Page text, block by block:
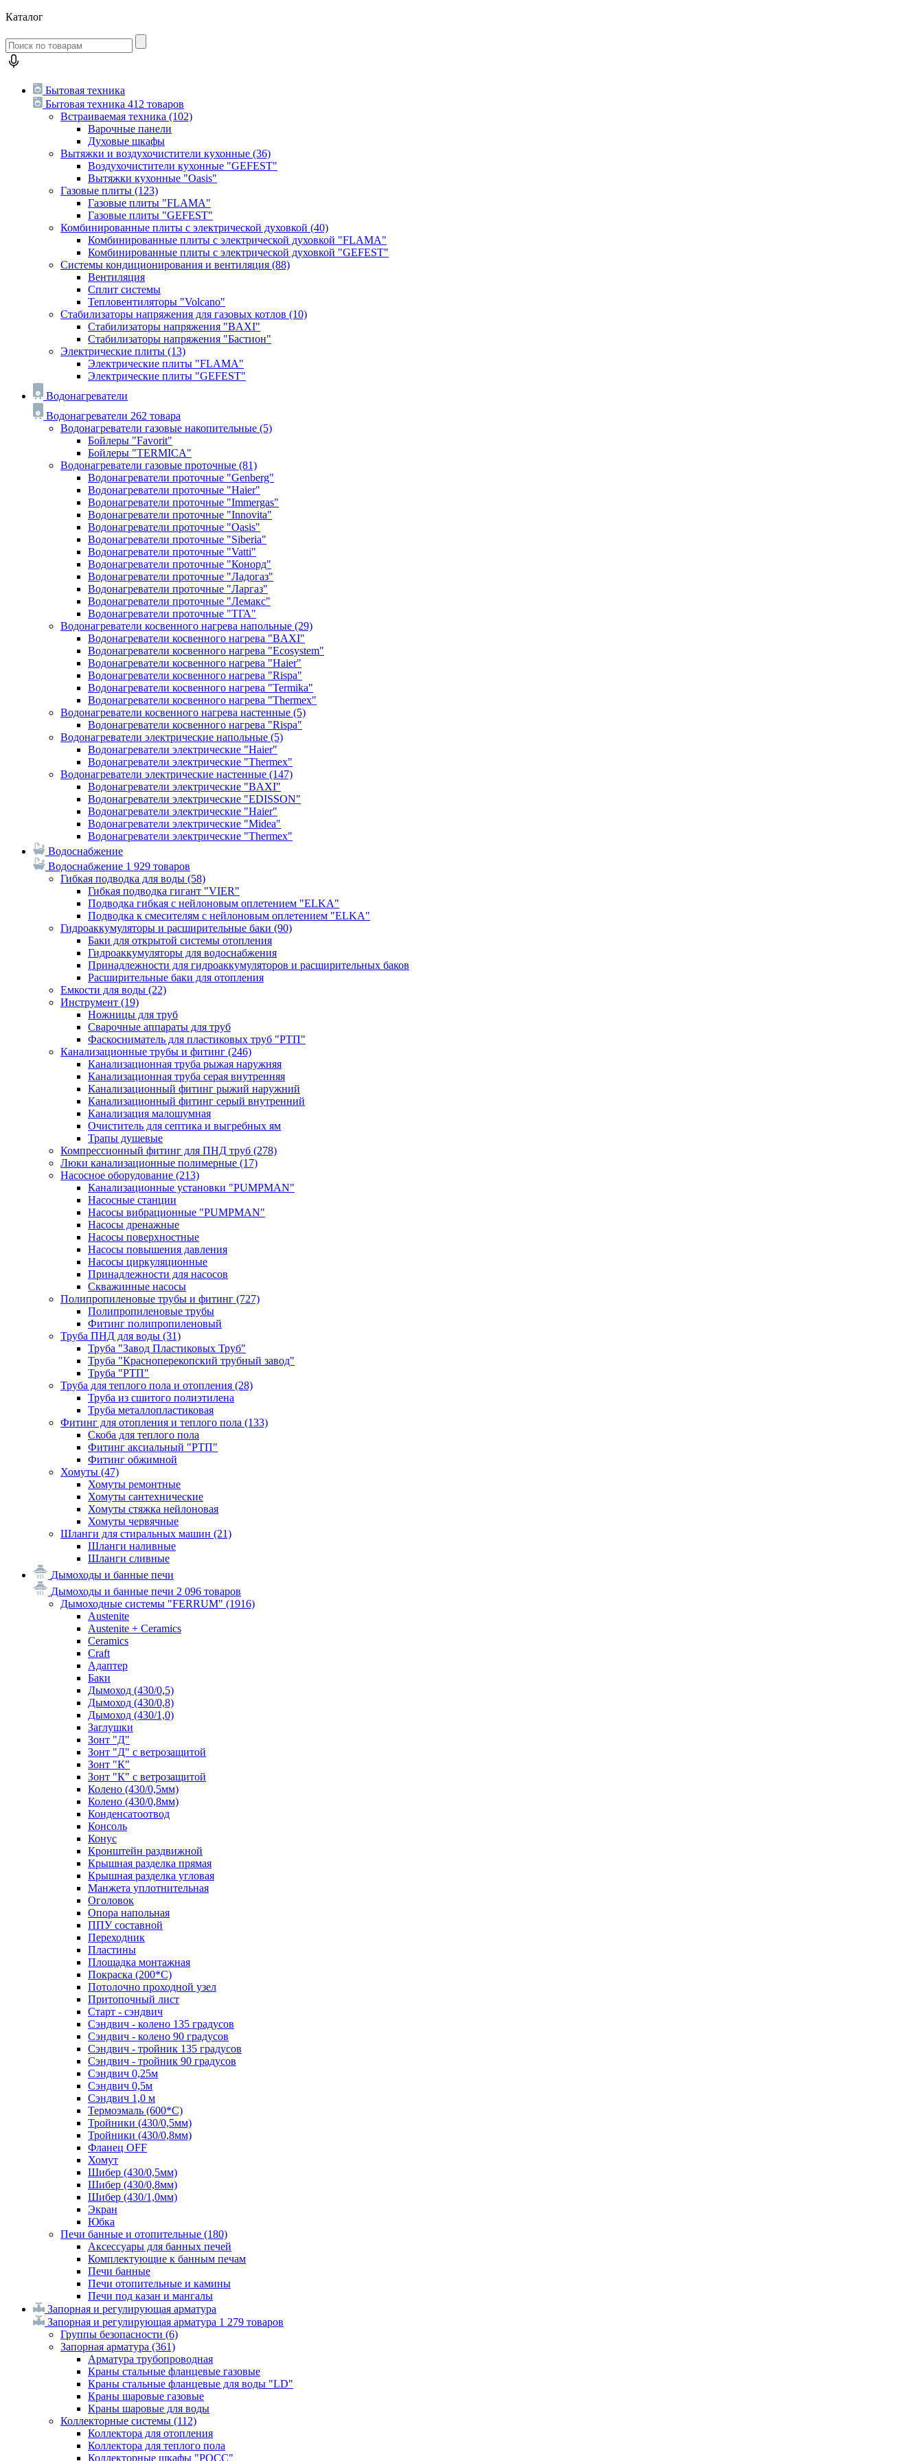
Каталог
Бытовая техника
Бытовая техника 412 товаров
Встраиваемая техника (102)
Варочные панели
Духовые шкафы
Вытяжки и воздухочистители кухонные (36)
Воздухочистители кухонные "GEFEST"
Вытяжки кухонные "Oasis"
Газовые плиты (123)
Газовые плиты "FLAMA"
Газовые плиты "GEFEST"
Комбинированные плиты с электрической духовкой (40)
Комбинированные плиты с электрической духовкой "FLAMA"
Комбинированные плиты с электрической духовкой "GEFEST"
Системы кондиционирования и вентиляция (88)
Вентиляция
Сплит системы
Тепловентиляторы "Volcano"
Стабилизаторы напряжения для газовых котлов (10)
Стабилизаторы напряжения "BAXI"
Стабилизаторы напряжения "Бастион"
Электрические плиты (13)
Электрические плиты "FLAMA"
Электрические плиты "GEFEST"
Водонагреватели
Водонагреватели 262 товара
Водонагреватели газовые накопительные (5)
Бойлеры "Favorit"
Бойлеры "TERMICA"
Водонагреватели газовые проточные (81)
Водонагреватели проточные "Genberg"
Водонагреватели проточные "Haier"
Водонагреватели проточные "Immergas"
Водонагреватели проточные "Innovita"
Водонагреватели проточные "Oasis"
Водонагреватели проточные "Siberia"
Водонагреватели проточные "Vatti"
Водонагреватели проточные "Конорд"
Водонагреватели проточные "Ладогаз"
Водонагреватели проточные "Ларгаз"
Водонагреватели проточные "Лемакс"
Водонагреватели проточные "ТГА"
Водонагреватели косвенного нагрева напольные (29)
Водонагреватели косвенного нагрева "BAXI"
Водонагреватели косвенного нагрева "Ecosystem"
Водонагреватели косвенного нагрева "Haier"
Водонагреватели косвенного нагрева "Rispa"
Водонагреватели косвенного нагрева "Termika"
Водонагреватели косвенного нагрева "Thermex"
Водонагреватели косвенного нагрева настенные (5)
Водонагреватели косвенного нагрева "Rispa"
Водонагреватели электрические напольные (5)
Водонагреватели электрические "Haier"
Водонагреватели электрические "Thermex"
Водонагреватели электрические настенные (147)
Водонагреватели электрические "BAXI"
Водонагреватели электрические "EDISSON"
Водонагреватели электрические "Haier"
Водонагреватели электрические "Midea"
Водонагреватели электрические "Thermex"
Водоснабжение
Водоснабжение 1 929 товаров
Гибкая подводка для воды (58)
Гибкая подводка гигант "VIER"
Подводка гибкая с нейлоновым оплетением "ELKA"
Подводка к смесителям с нейлоновым оплетением "ELKA"
Гидроаккумуляторы и расширительные баки (90)
Баки для открытой системы отопления
Гидроаккумуляторы для водоснабжения
Принадлежности для гидроаккумуляторов и расширительных баков
Расширительные баки для отопления
Емкости для воды (22)
Инструмент (19)
Ножницы для труб
Сварочные аппараты для труб
Фаскосниматель для пластиковых труб "РТП"
Канализационные трубы и фитинг (246)
Канализационная труба рыжая наружняя
Канализационная труба серая внутренняя
Канализационный фитинг рыжий наружний
Канализационный фитинг серый внутренний
Канализация малошумная
Очиститель для септика и выгребных ям
Трапы душевые
Компрессионный фитинг для ПНД труб (278)
Люки канализационные полимерные (17)
Насосное оборудование (213)
Канализационные установки "PUMPMAN"
Насосные станции
Насосы вибрационные "PUMPMAN"
Насосы дренажные
Насосы поверхностные
Насосы повышения давления
Насосы циркуляционные
Принадлежности для насосов
Скважинные насосы
Полипропиленовые трубы и фитинг (727)
Полипропиленовые трубы
Фитинг полипропиленовый
Труба ПНД для воды (31)
Труба "Завод Пластиковых Труб"
Труба "Красноперекопский трубный завод"
Труба "РТП"
Труба для теплого пола и отопления (28)
Труба из сшитого полиэтилена
Труба металлопластиковая
Фитинг для отопления и теплого пола (133)
Скоба для теплого пола
Фитинг аксиальный "РТП"
Фитинг обжимной
Хомуты (47)
Хомуты ремонтные
Хомуты сантехнические
Хомуты стяжка нейлоновая
Хомуты червячные
Шланги для стиральных машин (21)
Шланги наливные
Шланги сливные
Дымоходы и банные печи
Дымоходы и банные печи 2 096 товаров
Дымоходные системы "FERRUM" (1916)
Austenite
Austenite + Ceramics
Ceramics
Craft
Адаптер
Баки
Дымоход (430/0,5)
Дымоход (430/0,8)
Дымоход (430/1,0)
Заглушки
Зонт "Д"
Зонт "Д" с ветрозащитой
Зонт "К"
Зонт "К" с ветрозащитой
Колено (430/0,5мм)
Колено (430/0,8мм)
Конденсатоотвод
Консоль
Конус
Кронштейн раздвижной
Крышная разделка прямая
Крышная разделка угловая
Манжета уплотнительная
Оголовок
Опора напольная
ППУ составной
Переходник
Пластины
Площадка монтажная
Покраска (200*С)
Потолочно проходной узел
Притопочный лист
Старт - сэндвич
Сэндвич - колено 135 градусов
Сэндвич - колено 90 градусов
Сэндвич - тройник 135 градусов
Сэндвич - тройник 90 градусов
Сэндвич 0,25м
Сэндвич 0,5м
Сэндвич 1,0 м
Термоэмаль (600*С)
Тройники (430/0,5мм)
Тройники (430/0,8мм)
Фланец OFF
Хомут
Шибер (430/0,5мм)
Шибер (430/0,8мм)
Шибер (430/1,0мм)
Экран
Юбка
Печи банные и отопительные (180)
Аксессуары для банных печей
Комплектующие к банным печам
Печи банные
Печи отопительные и камины
Печи под казан и мангалы
Запорная и регулирующая арматура
Запорная и регулирующая арматура 1 279 товаров
Группы безопасности (6)
Запорная арматура (361)
Арматура трубопроводная
Краны стальные фланцевые газовые
Краны стальные фланцевые для воды "LD"
Краны шаровые газовые
Краны шаровые для воды
Коллекторные системы (112)
Коллектора для отопления
Коллектора для теплого пола
Коллекторные шкафы "РОСС"